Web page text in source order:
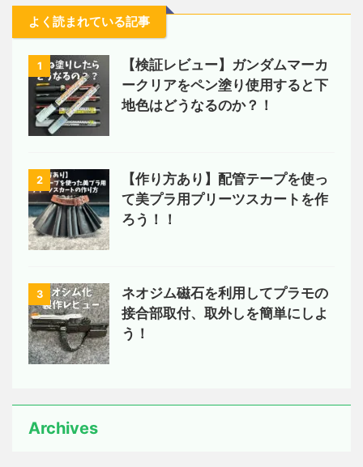
よく読まれている記事
1
【検証レビュー】ガンダムマーカ
ークリアをペン塗り使用すると下
地色はどうなるのか？！
2
【作り方あり】配管テープを使っ
て美プラ用プリーツスカートを作
ろう！！
3
ネオジム磁石を利用してプラモの
接合部取付、取外しを簡単にしよ
う！
Archives